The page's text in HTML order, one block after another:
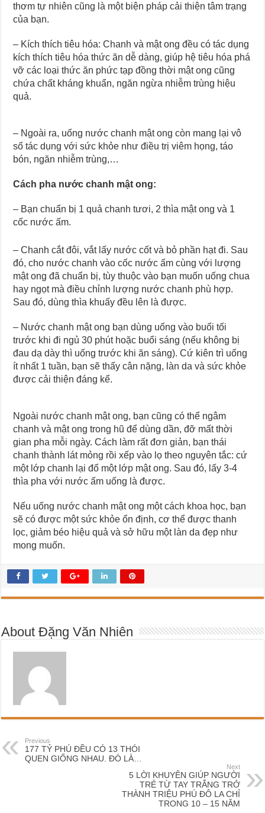
thơm tự nhiên cũng là một biện pháp cải thiện tâm trạng
của bạn.
– Kích thích tiêu hóa: Chanh và mật ong đều có tác dụng
kích thích tiêu hóa thức ăn dễ dàng, giúp hệ tiêu hóa phá
vỡ các loại thức ăn phức tạp đồng thời mật ong cũng
chứa chất kháng khuẩn, ngăn ngừa nhiễm trùng hiệu
quả.
– Ngoài ra, uống nước chanh mật ong còn mang lại vô
số tác dụng với sức khỏe như điều trị viêm họng, táo
bón, ngăn nhiễm trùng,…
Cách pha nước chanh mật ong:
– Bạn chuẩn bị 1 quả chanh tươi, 2 thìa mật ong và 1
cốc nước ấm.
– Chanh cắt đôi, vắt lấy nước cốt và bỏ phần hạt đi. Sau
đó, cho nước chanh vào cốc nước ấm cùng với lượng
mật ong đã chuẩn bị, tùy thuộc vào bạn muốn uống chua
hay ngọt mà điều chỉnh lượng nước chanh phù hợp.
Sau đó, dùng thìa khuấy đều lên là được.
– Nước chanh mật ong bạn dùng uống vào buổi tối
trước khi đi ngủ 30 phút hoặc buổi sáng (nếu không bị
đau dạ dày thì uống trước khi ăn sáng). Cứ kiên trì uống
ít nhất 1 tuần, bạn sẽ thấy cân nặng, làn da và sức khỏe
được cải thiện đáng kể.
Ngoài nước chanh mật ong, bạn cũng có thể ngâm
chanh và mật ong trong hũ để dùng dần, đỡ mất thời
gian pha mỗi ngày. Cách làm rất đơn giản, bạn thái
chanh thành lát mỏng rồi xếp vào lọ theo nguyên tắc: cứ
một lớp chanh lại đổ một lớp mật ong. Sau đó, lấy 3-4
thìa pha với nước ấm uống là được.
Nếu uống nước chanh mật ong một cách khoa học, bạn
sẽ có được một sức khỏe ổn định, cơ thể được thanh
lọc, giảm béo hiệu quả và sở hữu một làn da đẹp như
mong muốn.
About Đặng Văn Nhiên
Previous
177 TỶ PHÚ ĐỀU CÓ 13 THÓI
QUEN GIỐNG NHAU. ĐÓ LÀ…
Next
5 LỜI KHUYÊN GIÚP NGƯỜI
TRẺ TỪ TAY TRẮNG TRỞ
THÀNH TRIỆU PHÚ ĐÔ LA CHỈ
TRONG 10 – 15 NĂM